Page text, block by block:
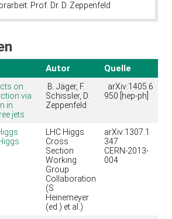
Prof. Dr. D. Zeppenfeld
Autor Quelle
on
via
in
jets
B. Jäger, F.
Schissler, D.
Zeppenfeld
arXiv:1405.6
950 [hep-ph]
LHC Higgs
Cross
Section
Working
Group
Collaboration
(S
Heinemeyer
(ed.) et al.)
arXiv:1307.1
347
CERN-2013-
004